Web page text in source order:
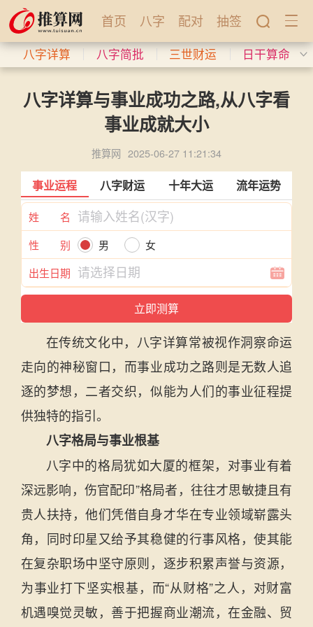
首页 八字 配对 抽签
八字详算 八字简批 三世财运 日干算命
八字详算与事业成功之路,从八字看
事业成就大小
推算网 2025-06-27 11:21:34
事业运程 八字财运 十年大运 流年运势
姓 名
性 别
男
女
出生日期
在传统文化中，八字详算常被视作洞察命运
走向的神秘窗口，而事业成功之路则是无数人追
逐的梦想，二者交织，似能为人们的事业征程提
供独特的指引。
八字格局与事业根基
八字中的格局犹如大厦的框架，对事业有着
深远影响，伤官配印”格局者，往往才思敏捷且有
贵人扶持，他们凭借自身才华在专业领域崭露头
角，同时印星又给予其稳健的行事风格，使其能
在复杂职场中坚守原则，逐步积累声誉与资源，
为事业打下坚实根基，而“从财格”之人，对财富
机遇嗅觉灵敏，善于把握商业潮流，在金融、贸